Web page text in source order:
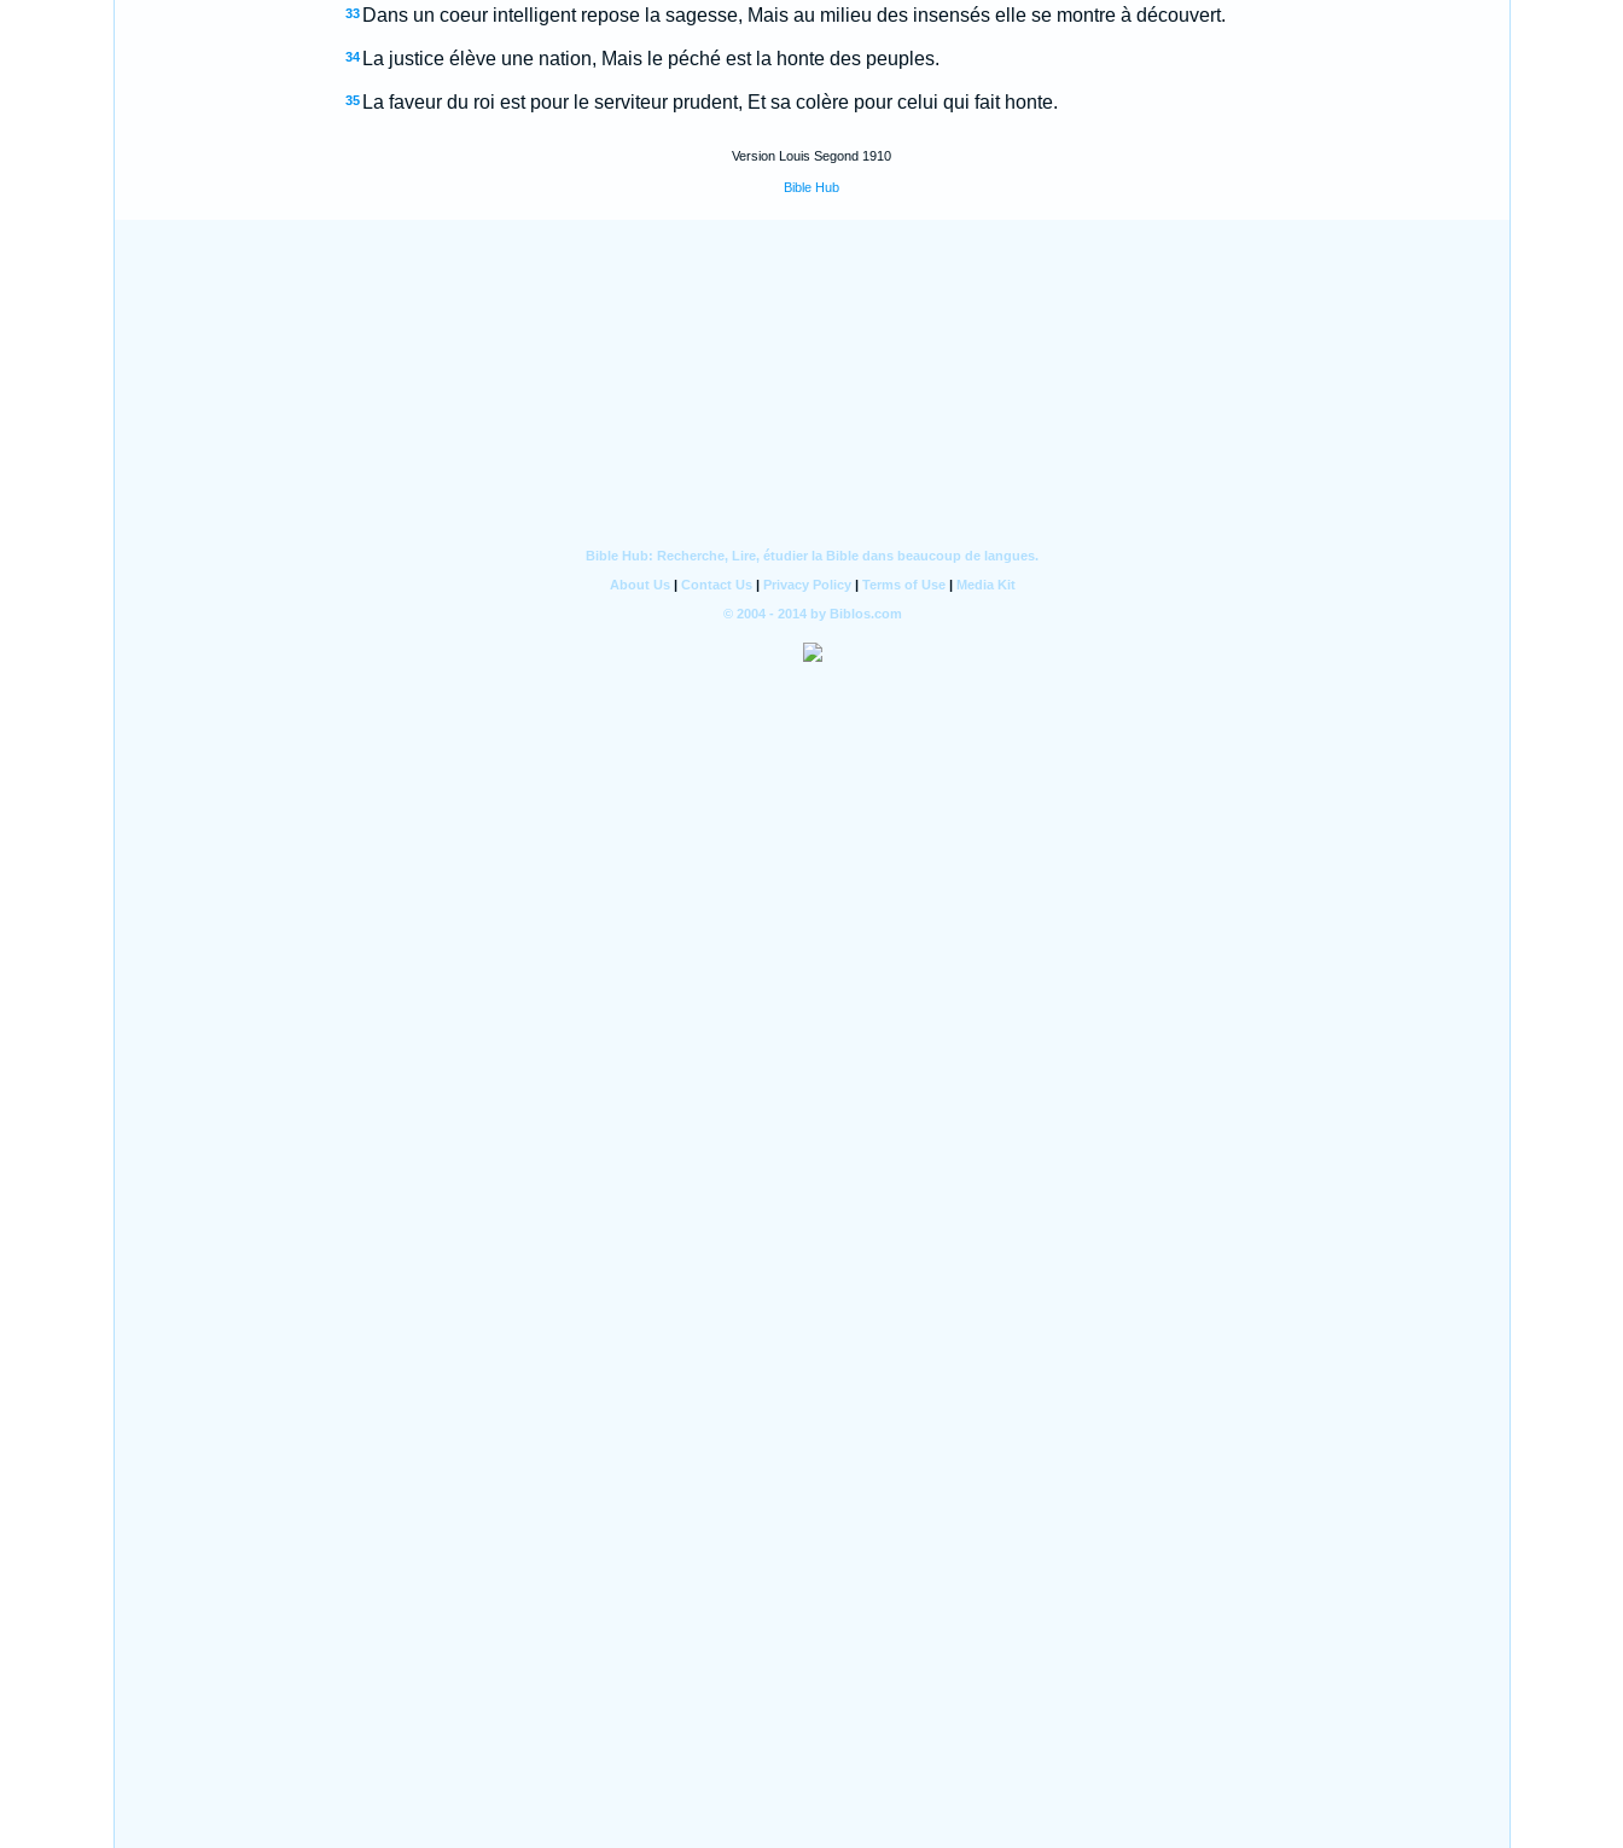
33 Dans un coeur intelligent repose la sagesse, Mais au milieu des insensés elle se montre à découvert.
34 La justice élève une nation, Mais le péché est la honte des peuples.
35 La faveur du roi est pour le serviteur prudent, Et sa colère pour celui qui fait honte.
Version Louis Segond 1910
Bible Hub